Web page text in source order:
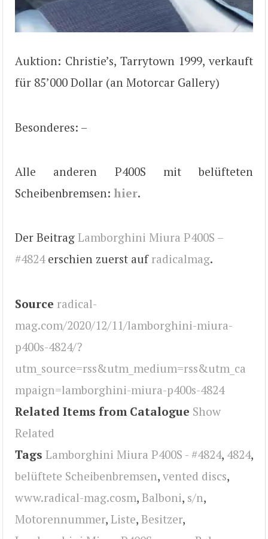
Auktion: Christie’s, Tarrytown 1999, verkauft
für 85’000 Dollar (an Motorcar Gallery)
Besonderes: –
Alle anderen P400S mit belüfteten
Scheibenbremsen: hier.
Der Beitrag Lamborghini Miura P400S –
#4824erschien zuerst auf radicalmag.
Source radical-
mag.com/2020/12/11/lamborghini-miura-
p400s-4824/?
utm_source=rss&utm_medium=rss&utm_ca
mpaign=lamborghini-miura-p400s-4824
Related Items from Catalogue Show
Related
Tags Lamborghini Miura P400S - #4824, 4824,
belüftete Scheibenbremsen, vented discs,
www.radical-mag.cosm, Balboni, s/n,
Motorennummer, Liste, Besitzer,